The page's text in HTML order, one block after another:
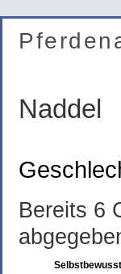
Naddel
Bereits 6